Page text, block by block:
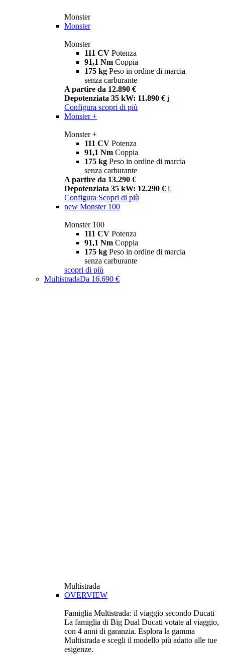
Monster
Monster
Monster
111 CV Potenza
91,1 Nm Coppia
175 kg Peso in ordine di marcia
senza carburante
A partire da 12.890 €
Depotenziata 35 kW: 11.890 € i
Configura scopri di più
Monster +
Monster +
111 CV Potenza
91,1 Nm Coppia
175 kg Peso in ordine di marcia
senza carburante
A partire da 13.290 €
Depotenziata 35 kW: 12.290 € i
Configura Scopri di più
new Monster 100
Monster 100
111 CV Potenza
91,1 Nm Coppia
175 kg Peso in ordine di marcia
senza carburante
scopri di più
MultistradaDa 16.690 €
Multistrada
OVERVIEW
Famiglia Multistrada: il viaggio secondo Ducati
La famiglia di Big Dual Ducati votate al viaggio,
con 4 anni di garanzia. Esplora la gamma
Multistrada e scegli il modello più adatto alle tue
esigenze.